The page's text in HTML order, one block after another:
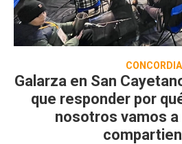
CONCORDIA
Galarza en San
que responder por
nosotros vamos